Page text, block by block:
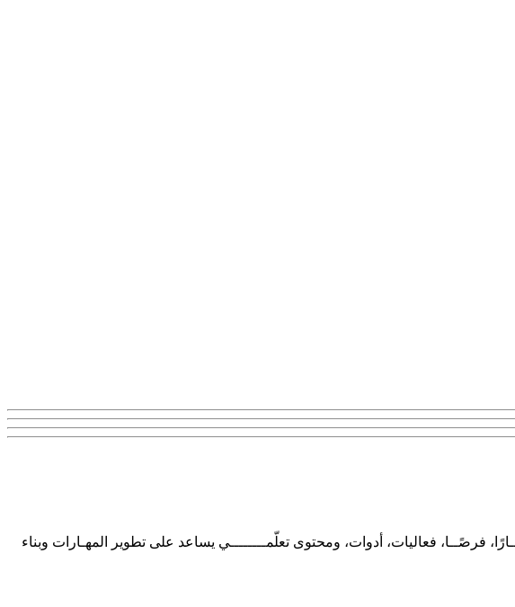
فرصًــا، فعاليات، أدوات، ومحتوى تعلّمــــــــي يساعد على تطوير المهـارات وبناء